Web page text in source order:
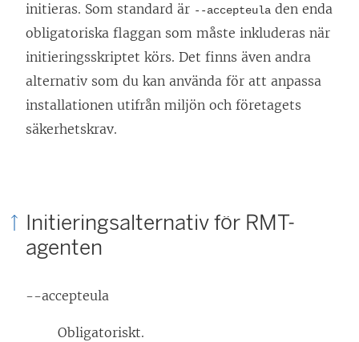
initieras. Som standard är --accepteula den enda
obligatoriska flaggan som måste inkluderas när
initieringsskriptet körs. Det finns även andra
alternativ som du kan använda för att anpassa
installationen utifrån miljön och företagets
säkerhetskrav.
Initieringsalternativ för RMT-
agenten
--accepteula
Obligatoriskt.